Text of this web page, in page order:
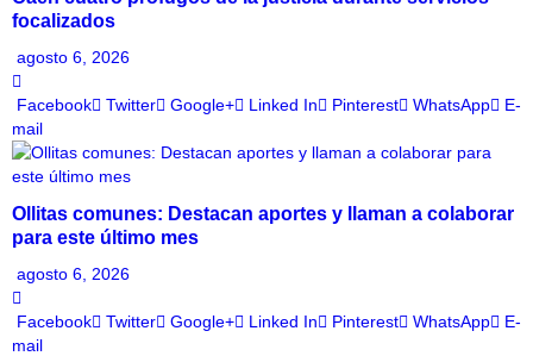
focalizados
agosto 6, 2026
Facebook Twitter Google+ Linked In Pinterest WhatsApp
E-
mail
Ollitas comunes: Destacan aportes y llaman a colaborar
para este último mes
agosto 6, 2026
Facebook Twitter Google+ Linked In Pinterest WhatsApp
E-
mail